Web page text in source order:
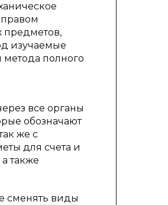
предметов,
изучаемые
полного
все органы
обозначают
же с
для счета и
также
сменять виды